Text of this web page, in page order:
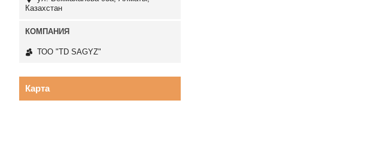
Казахстан
ТОО "TD SAGYZ"
Карта